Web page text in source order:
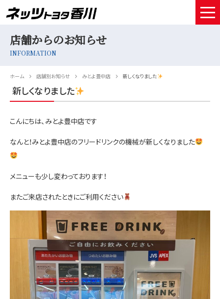
採用情報
お問い合わせ
店舗からのお知らせ
INFORMATION
ホーム 店舗別お知らせ みとよ豊中店 新しくなりました
新しくなりました
こんにちは、みとよ豊中店です
なんと！みとよ豊中店のフリードリンクの機械が新しくなりました
メニューも少し変わっております！
またご来店されたときにご利用ください